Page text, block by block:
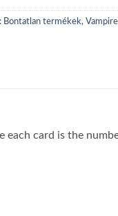
Bontatlan termékek,
each card is the